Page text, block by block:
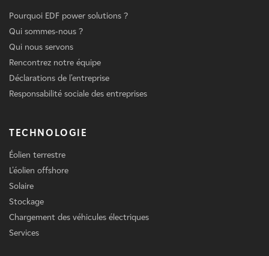
Pourquoi EDF power solutions ?
Qui sommes-nous ?
Qui nous servons
Rencontrez notre équipe
Déclarations de l'entreprise
Responsabilité sociale des entreprises
TECHNOLOGIE
Éolien terrestre
L'éolien offshore
Solaire
Stockage
Chargement des véhicules électriques
Services